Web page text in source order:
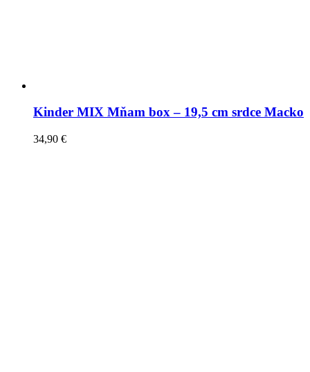
Kinder MIX Mňam box – 19,5 cm srdce Macko
34,90 €